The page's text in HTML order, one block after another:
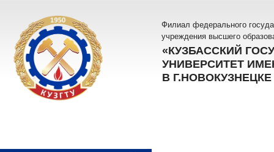
Филиал федерального
учреждения высшего
«КУЗБАССКИЙ
УНИВЕРСИТЕТ
В Г.НОВОКУЗНЕЦКЕ